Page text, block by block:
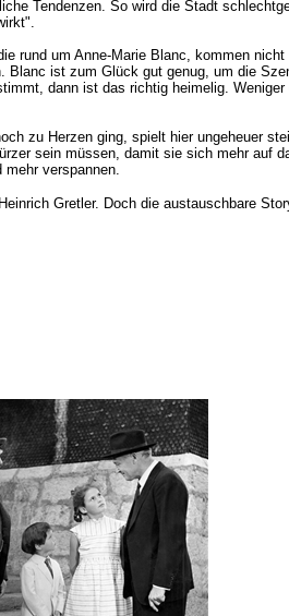
Tendenzen. So wird die Stadt
rund um Anne-Marie Blanc, kommen
ist zum Glück gut genug, um die
dann ist das richtig heimelig.
zu Herzen ging, spielt hier ungeheuer
sein müssen, damit sie sich mehr auf
verspannen.
Gretler. Doch die austauschbare